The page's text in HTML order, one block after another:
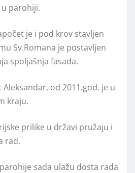
parohiji.
je i pod krov stavljen
Sv.Romana je postavljen
spoljašnja fasada.
od 2011.god. je u
kraju.
prilike u državi pružaju i
rad.
sada ulažu dosta rada